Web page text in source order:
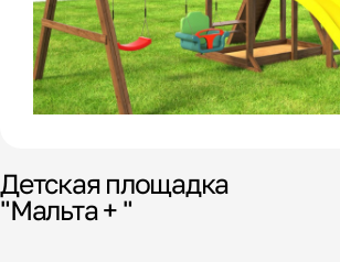
Детская площадка
"Мальта + "